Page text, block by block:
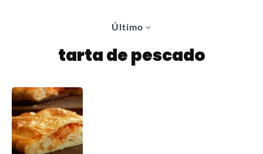
Último
tarta de pescado